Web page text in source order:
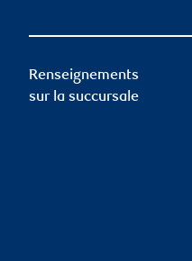
Renseignements
sur la succursale